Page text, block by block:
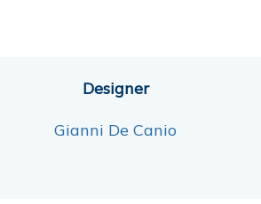
Designer
Gianni De Canio